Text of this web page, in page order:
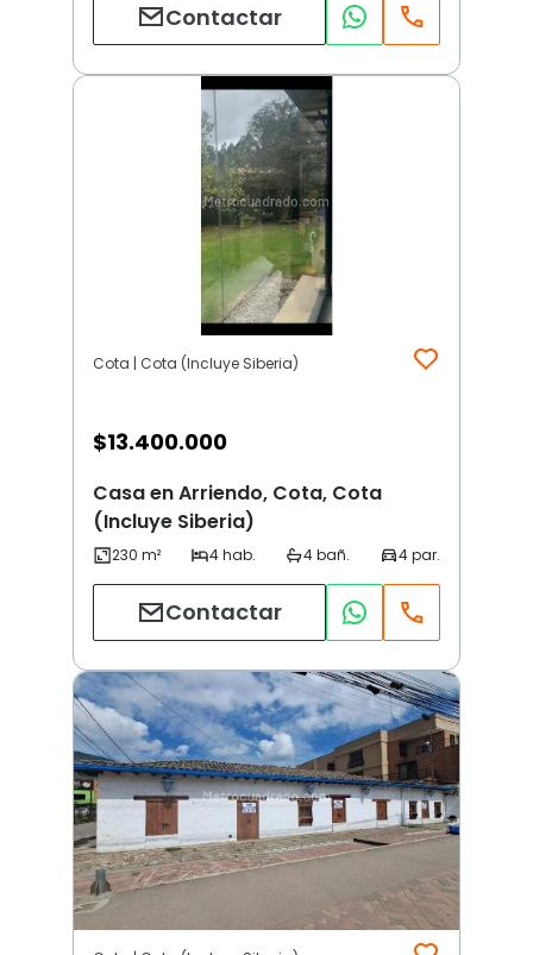
Contactar
Cota | Cota (Incluye Siberia)
$13.400.000
Casa en Arriendo, Cota, Cota
(Incluye Siberia)
Contactar